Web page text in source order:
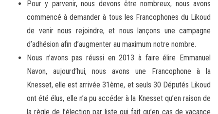
Pour y parvenir, nous devons être nombreux, nous avons
commencé à demander à tous les Francophones du Likoud
de venir nous rejoindre, et nous lançons une campagne
d’adhésion afin d’augmenter au maximum notre nombre.
Nous n’avons pas réussi en 2013 à faire élire Emmanuel
Navon, aujourd’hui, nous avons une Francophone à la
Knesset, elle est arrivée 31ème, et seuls 30 Députés Likoud
ont été élus, elle n’a pu accéder à la Knesset qu’en raison de
la règle de l’élection par liste qui fait qu’en cas de vacance